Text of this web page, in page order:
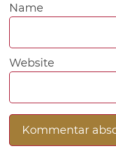
Name
Website